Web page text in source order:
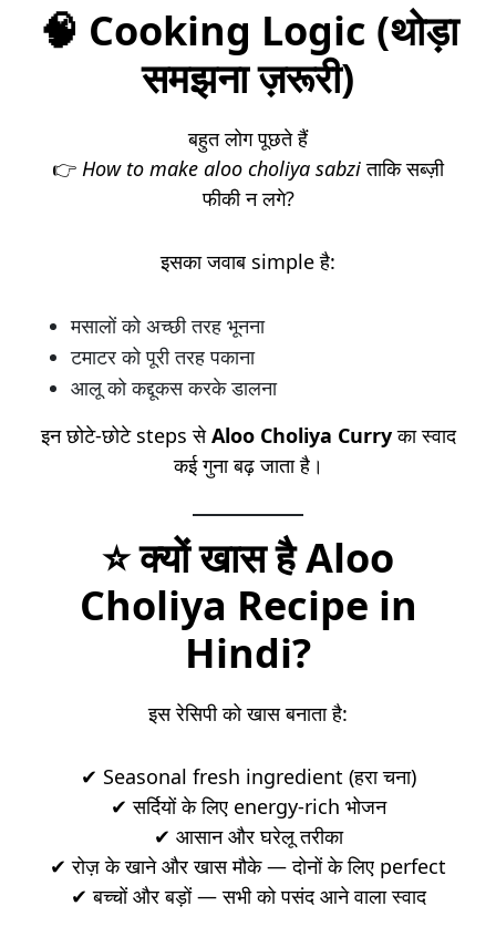
🧠 Cooking Logic (थोड़ा
समझना ज़रूरी)
बहुत लोग पूछते हैं
👉 How to make aloo choliya sabziताकि सब्ज़ी
फीकी न लगे?
इसका जवाब simple है:
मसालों को अच्छी तरह भूनना
टमाटर को पूरी तरह पकाना
आलू को कद्दूकस करके डालना
इन छोटे-छोटे steps सेAloo Choliya Curryका स्वाद
कई गुना बढ़ जाता है।
⭐ क्यों खास है Aloo
Choliya Recipe in
Hindi?
इस रेसिपी को खास बनाता है:
✔ Seasonal fresh ingredient (हरा चना)
✔ सर्दियों के लिए energy-rich भोजन
✔ आसान और घरेलू तरीका
✔ रोज़ के खाने और खास मौके — दोनों के लिए perfect
✔ बच्चों और बड़ों — सभी को पसंद आने वाला स्वाद